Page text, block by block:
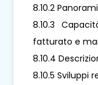
8.10.2
8.10.3
fatturato e
8.10.4
8.10.5 Sviluppi